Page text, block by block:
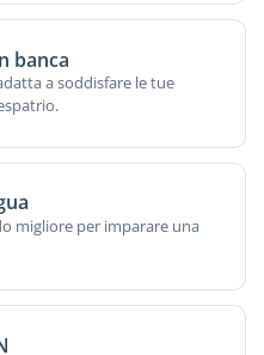
banca
a soddisfare le tue
migliore per imparare una